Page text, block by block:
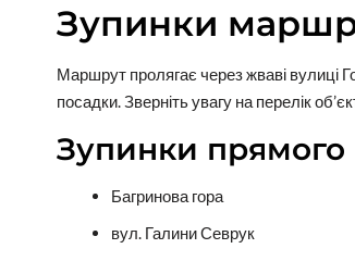
Зупинки
Маршрут пролягає через жваві вулиці
посадки. Зверніть увагу на перелік
Зупинки
Багринова гора
вул. Галини Севрук